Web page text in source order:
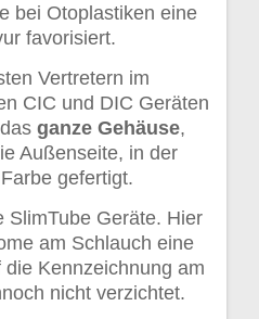
bei Otoplastiken eine
favorisiert.
Vertretern im
CIC und DIC Geräten
ganze Gehäuse,
Außenseite, in der
gefertigt.
SlimTube Geräte. Hier
am Schlauch eine
Kennzeichnung am
nicht verzichtet.